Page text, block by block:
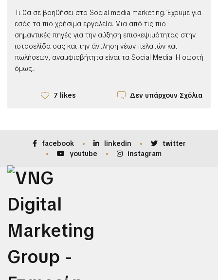
Τι θα σε βοηθήσει στο Social media marketing. Έχουμε για
εσάς τα πιο χρήσιμα εργαλεία. Μια από τις πιο
σημαντικές πηγές για την αύξηση επισκεψιμότητας στην
ιστοσελίδα σας και την άντληση νέων πελατών και
πωλήσεων, αναμφισβήτητα είναι τα Social Media. Η σωστή
όμως...
7 likes Δεν υπάρχουν Σχόλια
facebook linkedin
twitter
youtube
instagram